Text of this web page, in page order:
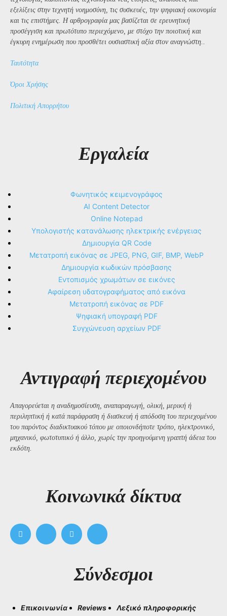
εξελίξεις στην τεχνητή νοημοσύνη, τις συσκευές, την ψηφιακή οικονομία
και τις επιστήμες. Η αρθρογραφία μας βασίζεται σε ερευνητική
προσέγγιση και πρωτότυπο περιεχόμενο, με στόχο την ποιοτική και
έγκυρη ενημέρωση που προσθέτει ουσιαστική αξία στον αναγνώστη..
Ταυτότητα
Όροι Χρήσης
Πολιτική Απορρήτου
Εργαλεία
Φωνητικός κειμενογράφος
AI Content Detector
Online Notepad
Υπολογιστής κατανάλωσης ηλεκτρικής ενέργειας
Δημιουργία QR Code
Μετατροπή εικόνας σε JPEG, PNG, GIF, BMP, WebP
Δημιουργία κωδικών πρόσβασης
Εντοπισμός χρωμάτων σε εικόνες
Αφαίρεση υδατογραφήματος από εικόνα
Μετατροπή εικόνας σε PDF
Ψηφιακή υπογραφή PDF
Συγχώνευση αρχείων PDF
Αντιγραφή περιεχομένου
Απαγορεύεται η αναδημοσίευση, αναπαραγωγή, ολική, μερική ή
περιληπτική ή κατά παράφραση ή διασκευή ή απόδοση του περιεχομένου
του παρόντος διαδικτυακού τόπου με οποιονδήποτε τρόπο, ηλεκτρονικό,
μηχανικό, φωτοτυπικό ή άλλο, χωρίς την προηγούμενη γραπτή άδεια του
εκδότη.
Kοινωνικά δίκτυα
Σύνδεσμοι
Επικοινωνία Reviews
Λεξικό πληροφορικής